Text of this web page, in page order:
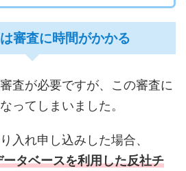
審査に時間がかかる
査が必要ですが、この審査に
ってしまいました。
入れ申し込みした場合、
ータベースを利用した反社チ